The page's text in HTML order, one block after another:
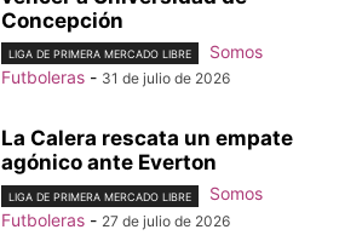
Concepción
LIGA DE PRIMERA MERCADO LIBRE
Somos
Futboleras - 31 de julio de 2026
La Calera rescata un empate
agónico ante Everton
LIGA DE PRIMERA MERCADO LIBRE
Somos
Futboleras - 27 de julio de 2026